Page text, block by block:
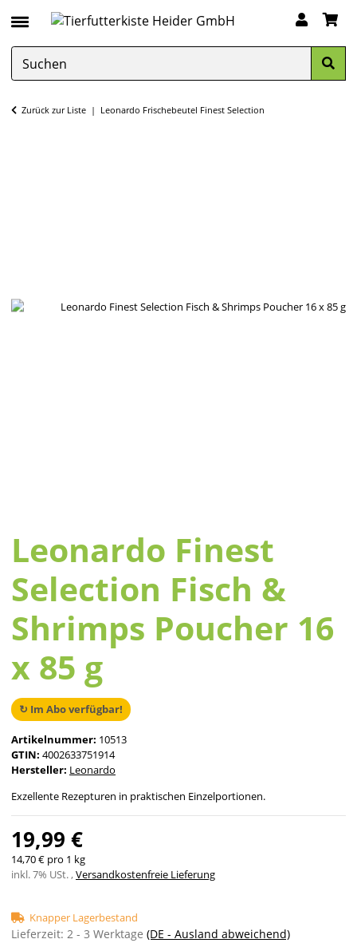
Zurück zur Liste Leonardo Frischebeutel Finest Selection
Leonardo Finest
Selection Fisch &
Shrimps Poucher 16
x 85 g
↻ Im Abo verfügbar!
Artikelnummer: 10513
GTIN: 4002633751914
Hersteller: Leonardo
Exzellente Rezepturen in praktischen Einzelportionen.
19,99 €
14,70 € pro 1 kg
inkl. 7% USt. ,Versandkostenfreie Lieferung
Knapper Lagerbestand
Lieferzeit: 2 - 3 Werktage (DE - Ausland abweichend)